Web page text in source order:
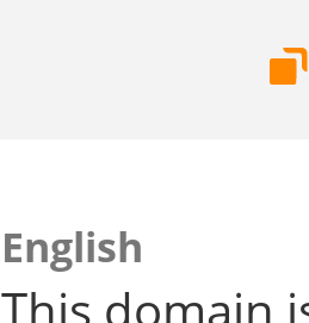
English
This domain